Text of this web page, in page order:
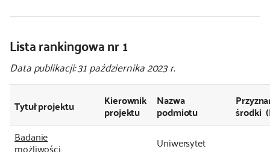
nagroda NCN
kontakt
Lista rankingowa nr 1
Data publikacji: 31 października 2023 r.
Tytuł projektu Kierownik
projektu
Nazwa
podmiotu środki
Badanie
możliwości Uniwersytet